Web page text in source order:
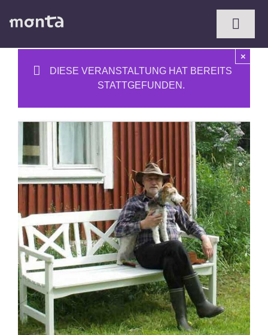
Inhalt
DIESE VERANSTALTUNG HAT BEREITS
STATTGEFUNDEN.
×